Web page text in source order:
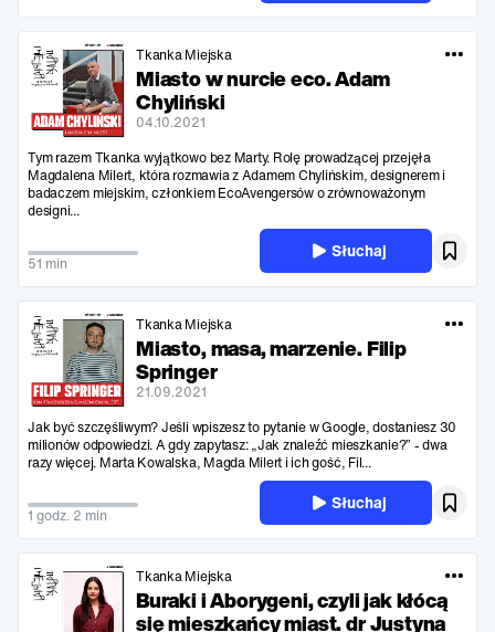
Tkanka Miejska
Miasto w nurcie eco. Adam
Chyliński
04.10.2021
Tym razem Tkanka wyjątkowo bez Marty. Rolę prowadzącej przejęła
Magdalena Milert, która rozmawia z Adamem Chylińskim, designerem i
badaczem miejskim, członkiem EcoAvengersów o zrównoważonym
designi...
51 min
Słuchaj
Tkanka Miejska
Miasto, masa, marzenie. Filip
Springer
21.09.2021
Jak być szczęśliwym? Jeśli wpiszesz to pytanie w Google, dostaniesz 30
milionów odpowiedzi. A gdy zapytasz: „Jak znaleźć mieszkanie?” - dwa
razy więcej. Marta Kowalska, Magda Milert i ich gość, Fil...
1 godz. 2 min
Słuchaj
Tkanka Miejska
Buraki i Aborygeni, czyli jak kłócą
się mieszkańcy miast. dr Justyna